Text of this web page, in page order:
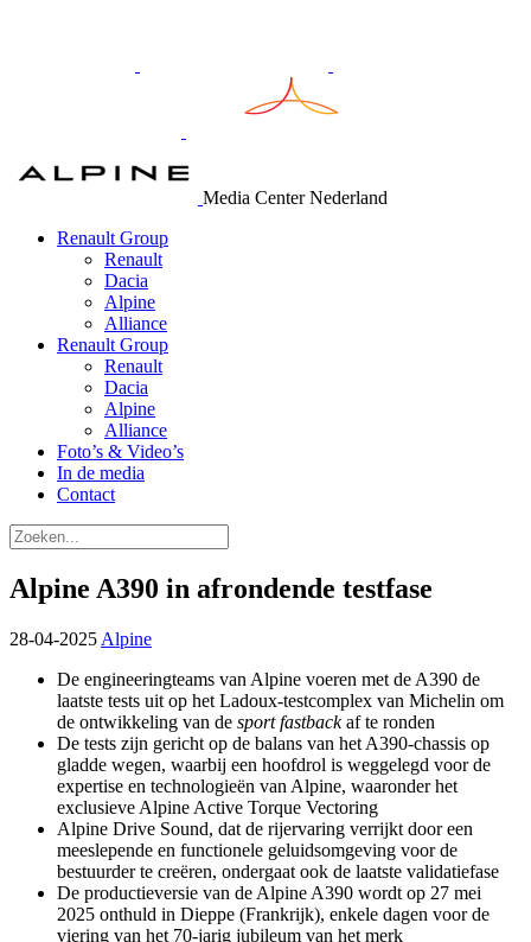
Media Center Nederland
Renault Group
Renault
Dacia
Alpine
Alliance
Renault Group
Renault
Dacia
Alpine
Alliance
Foto’s & Video’s
In de media
Contact
Alpine A390 in afrondende testfase
28-04-2025 Alpine
De engineeringteams van Alpine voeren met de A390 de
laatste tests uit op het Ladoux-testcomplex van Michelin om
de ontwikkeling van de sport fastbackaf te ronden
De tests zijn gericht op de balans van het A390-chassis op
gladde wegen, waarbij een hoofdrol is weggelegd voor de
expertise en technologieën van Alpine, waaronder het
exclusieve Alpine Active Torque Vectoring
Alpine Drive Sound, dat de rijervaring verrijkt door een
meeslepende en functionele geluidsomgeving voor de
bestuurder te creëren, ondergaat ook de laatste validatiefase
De productieversie van de Alpine A390 wordt op 27 mei
2025 onthuld in Dieppe (Frankrijk), enkele dagen voor de
viering van het 70-jarig jubileum van het merk